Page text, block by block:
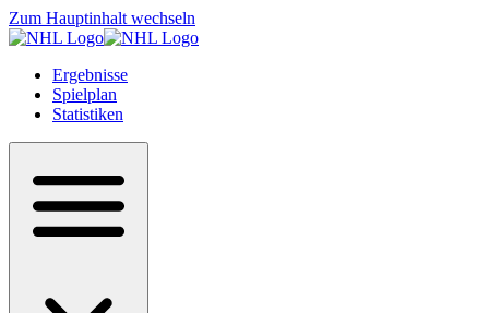
Zum Hauptinhalt wechseln
Ergebnisse
Spielplan
Statistiken